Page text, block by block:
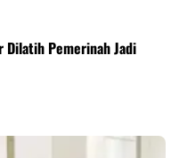
Dilatih Pemerinah Jadi